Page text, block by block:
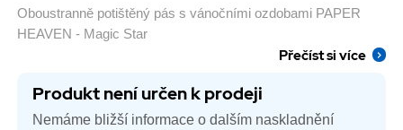
Oboustranně potištěný pás s vánočními ozdobami PAPER
HEAVEN - Magic Star
Přečíst si více
Produkt není určen k prodeji
Nemáme bližší informace o dalším naskladnění